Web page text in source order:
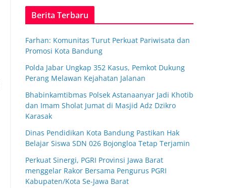
Berita Terbaru
Farhan: Komunitas Turut Perkuat Pariwisata dan
Promosi Kota Bandung
Polda Jabar Ungkap 352 Kasus, Pemkot Dukung
Perang Melawan Kejahatan Jalanan
Bhabinkamtibmas Polsek Astanaanyar Jadi Khotib
dan Imam Sholat Jumat di Masjid Adz Dzikro
Karasak
Dinas Pendidikan Kota Bandung Pastikan Hak
Belajar Siswa SDN 026 Bojongloa Tetap Terjamin
Perkuat Sinergi, PGRI Provinsi Jawa Barat
menggelar Rakor Bersama Pengurus PGRI
Kabupaten/Kota Se-Jawa Barat